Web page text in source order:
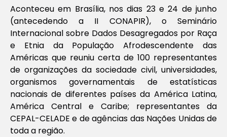
Aconteceu em Brasília, nos dias 23 e 24 de junho
(antecedendo a II CONAPIR), o Seminário
Internacional sobre Dados Desagregados por Raça
e Etnia da População Afrodescendente das
Américas que reuniu certa de 100 representantes
de organizações da sociedade civil, universidades,
organismos governamentais de estatísticas
nacionais de diferentes países da América Latina,
América Central e Caribe; representantes da
CEPAL-CELADE e de agências das Nações Unidas de
toda a região.